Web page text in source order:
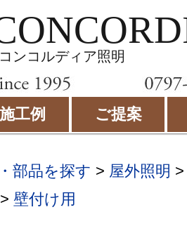
コンコルディア照明
施工例 ご提案
部品を探す > 屋外照明
> 壁付け用